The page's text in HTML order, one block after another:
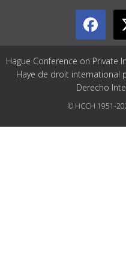
Hague Conference on Private
Haye de droit international
Derecho
© HCCH 1951-